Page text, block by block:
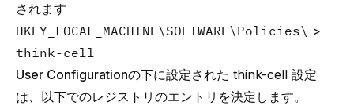
されます
HKEY_LOCAL_MACHINE\SOFTWARE\Policies\ >
think-cell
User Configurationの下に設定された think-cell 設定
は、以下でのレジストリのエントリを決定します。